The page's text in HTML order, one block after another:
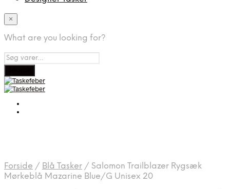
×
What are you looking for?
Forside / Blå Tasker / Salomon Trailblazer Rygsæk
Mørkeblå Mazarine Blue/G Unisex 20